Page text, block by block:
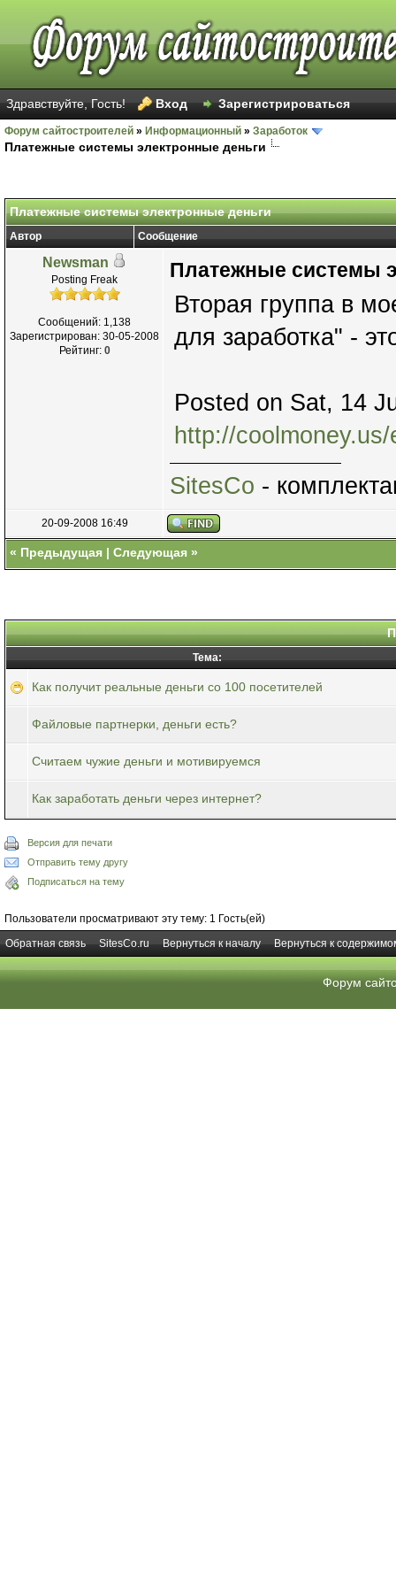
Здравствуйте, Гость! Вход Зарегистрироваться
Форум сайтостроителей » Информационный » Заработок
Платежные системы электронные деньги
Платежные системы электронные деньги
Автор Сообщение
Newsman
Posting Freak
Сообщений: 1,138
Зарегистрирован: 30-05-2008
Рейтинг: 0
Платежные системы
Вторая группа в
для заработка" -
Posted on Sat, 14
http://
SitesCo -
20-09-2008 16:49
« Предыдущая | Следующая »
Тема:
Как получит реальные деньги со 100 посетителей
Файловые партнерки, деньги есть?
Считаем чужие деньги и мотивируемся
Как заработать деньги через интернет?
Версия для печати
Отправить тему другу
Подписаться на тему
Пользователи просматривают эту тему: 1 Гость(ей)
Обратная связь
SitesCo.ru Вернуться к началу Вернуться к
Форум